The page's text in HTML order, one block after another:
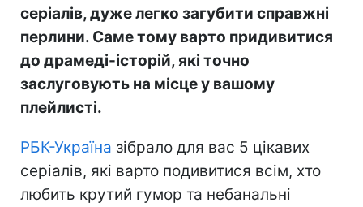
серіалів, дуже легко загубити справжні
перлини. Саме тому варто придивитися
до драмеді-історій, які точно
заслуговують на місце у вашому
плейлисті.
РБК-Україна зібрало для вас 5 цікавих
серіалів, які варто подивитися всім, хто
любить крутий гумор та небанальні